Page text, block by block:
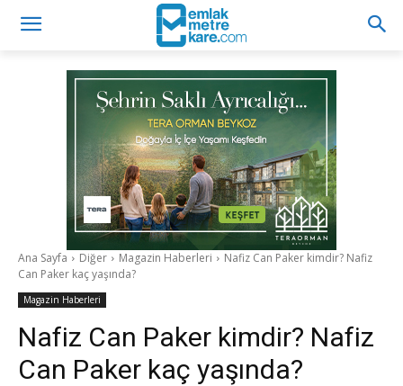
Ana Sayfa Diğer Magazin Haberleri
Nafiz Can Paker kimdir? Nafiz
Can Paker kaç yaşında?
Magazin Haberleri
Nafiz Can Paker kimdir? Nafiz
Can Paker kaç yaşında?